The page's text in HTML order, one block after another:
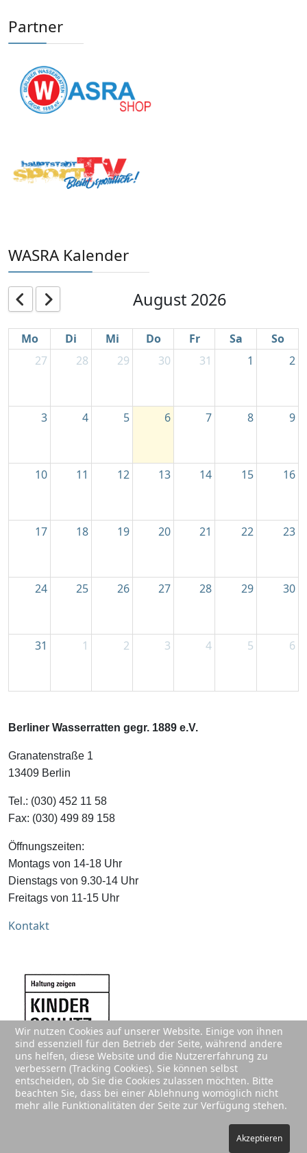
Partner
WASRA Kalender
August 2026
Mo Di Mi Do Fr Sa
So
27
28 29 30 31 1 2
3 4 5 6 7 8 9
10 11 12 13 14 15 16
17 18 19 20 21 22 23
24 25 26 27 28 29 30
31 1 2 3 4 5 6
Berliner Wasserratten gegr. 1889 e.V.
Granatenstraße 1
13409 Berlin
Tel.: (030) 452 11 58
Fax: (030) 499 89 158
Öffnungszeiten:
Montags von 14-18 Uhr
Dienstags von 9.30-14 Uhr
Freitags von 11-15 Uhr
Kontakt
Wir nutzen Cookies auf unserer Website. Einige von ihnen
sind essenziell für den Betrieb der Seite, während andere
uns helfen, diese Website und die Nutzererfahrung zu
verbessern (Tracking Cookies). Sie können selbst
entscheiden, ob Sie die Cookies zulassen möchten. Bitte
beachten Sie, dass bei einer Ablehnung womöglich nicht
mehr alle Funktionalitäten der Seite zur Verfügung stehen.
Akzeptieren